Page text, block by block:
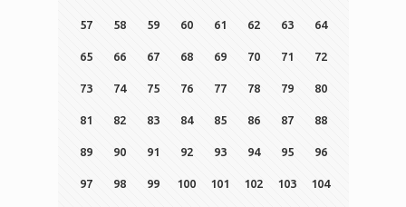
57 58 59 60 61 62 63 64
65 66 67 68 69 70 71 72
73 74 75 76 77 78 79 80
81 82 83 84 85 86 87 88
89 90 91 92 93 94 95 96
97 98 99 100 101 102 103 104